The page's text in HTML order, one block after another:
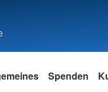
Spenden